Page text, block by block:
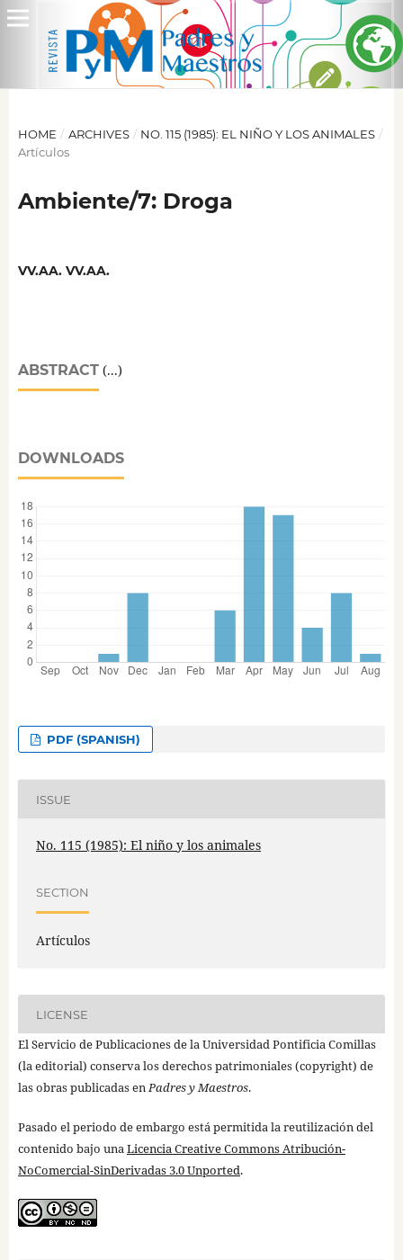
HOME / ARCHIVES / NO. 115 (1985): EL NIÑO Y LOS ANIMALES /
Artículos
Ambiente/7: Droga
VV.AA. VV.AA.
ABSTRACT(...)
DOWNLOADS
PDF (SPANISH)
ISSUE
No. 115 (1985): El niño y los animales
SECTION
Artículos
LICENSE
El Servicio de Publicaciones de la Universidad Pontificia Comillas
(la editorial) conserva los derechos patrimoniales (copyright) de
las obras publicadas enPadres y Maestros.
Pasado el periodo de embargo está permitida la reutilización del
contenido bajo unaLicencia Creative Commons Atribución-
NoComercial-SinDerivadas 3.0 Unported.